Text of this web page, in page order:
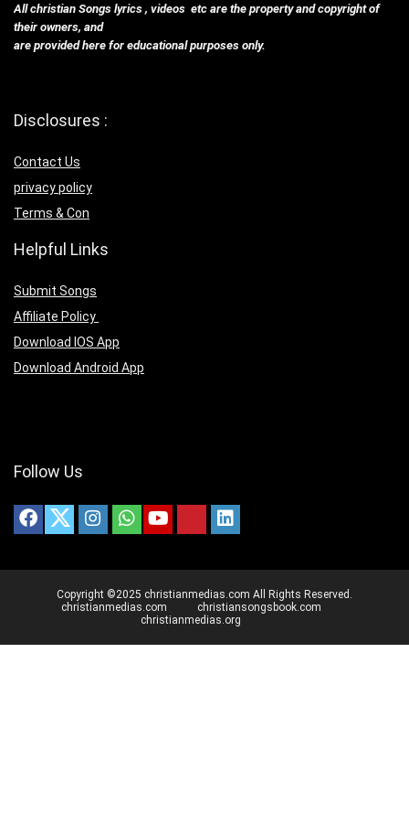
All christian Songs lyrics , videos etc are the property and copyright of
their owners, and
are provided here for educational purposes only.
Disclosures :
Contact Us
privacy policy
Terms & Con
Helpful Links
Submit Songs
Affiliate Policy
Download IOS App
Download Android App
Follow Us
Copyright ©2025 christianmedias.com All Rights Reserved.
christianmedias.com
christiansongsbook.com
christianmedias.org